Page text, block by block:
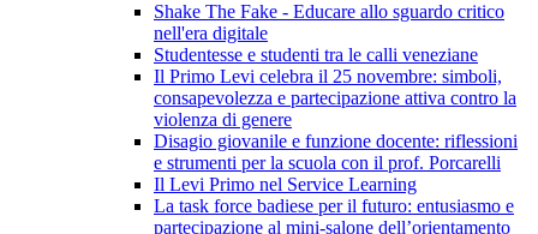
Shake The Fake - Educare allo sguardo critico
nell'era digitale
Studentesse e studenti tra le calli veneziane
Il Primo Levi celebra il 25 novembre: simboli,
consapevolezza e partecipazione attiva contro la
violenza di genere
Disagio giovanile e funzione docente: riflessioni
e strumenti per la scuola con il prof. Porcarelli
Il Levi Primo nel Service Learning
La task force badiese per il futuro: entusiasmo e
partecipazione al mini-salone dell’orientamento